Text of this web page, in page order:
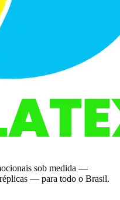
sob medida —
— para todo o Brasil.